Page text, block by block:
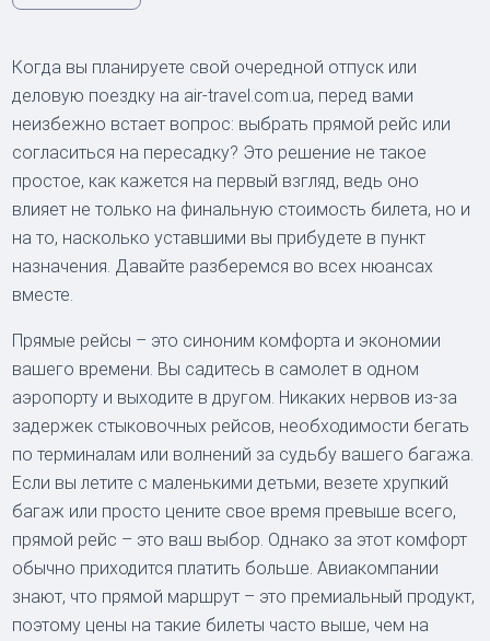
Когда вы планируете свой очередной отпуск или
деловую поездку на air-travel.com.ua, перед вами
неизбежно встает вопрос: выбрать прямой рейс или
согласиться на пересадку? Это решение не такое
простое, как кажется на первый взгляд, ведь оно
влияет не только на финальную стоимость билета, но и
на то, насколько уставшими вы прибудете в пункт
назначения. Давайте разберемся во всех нюансах
вместе.
Прямые рейсы – это синоним комфорта и экономии
вашего времени. Вы садитесь в самолет в одном
аэропорту и выходите в другом. Никаких нервов из-за
задержек стыковочных рейсов, необходимости бегать
по терминалам или волнений за судьбу вашего багажа.
Если вы летите с маленькими детьми, везете хрупкий
багаж или просто цените свое время превыше всего,
прямой рейс – это ваш выбор. Однако за этот комфорт
обычно приходится платить больше. Авиакомпании
знают, что прямой маршрут – это премиальный продукт,
поэтому цены на такие билеты часто выше, чем на